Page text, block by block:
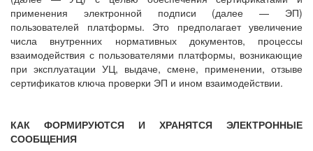
применения электронной подписи (далее — ЭП)
пользователей платформы. Это предполагает увеличение
числа внутренних нормативных документов, процессы
взаимодействия с пользователями платформы, возникающие
при эксплуатации УЦ, выдаче, смене, применении, отзыве
сертификатов ключа проверки ЭП и ином взаимодействии.
КАК ФОРМИРУЮТСЯ И ХРАНЯТСЯ ЭЛЕКТРОННЫЕ
СООБЩЕНИЯ